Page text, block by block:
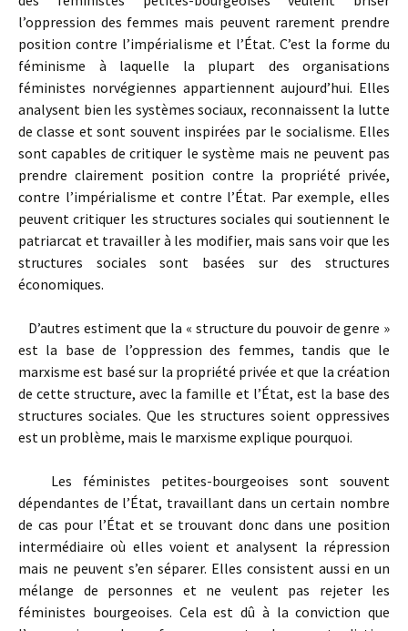
l’oppression des femmes mais peuvent rarement prendre
position contre l’impérialisme et l’État. C’est la forme du
féminisme à laquelle la plupart des organisations
féministes norvégiennes appartiennent aujourd’hui. Elles
analysent bien les systèmes sociaux, reconnaissent la lutte
de classe et sont souvent inspirées par le socialisme. Elles
sont capables de critiquer le système mais ne peuvent pas
prendre clairement position contre la propriété privée,
contre l’impérialisme et contre l’État. Par exemple, elles
peuvent critiquer les structures sociales qui soutiennent le
patriarcat et travailler à les modifier, mais sans voir que les
structures sociales sont basées sur des structures
économiques.
D’autres estiment que la « structure du pouvoir de genre »
est la base de l’oppression des femmes, tandis que le
marxisme est basé sur la propriété privée et que la création
de cette structure, avec la famille et l’État, est la base des
structures sociales. Que les structures soient oppressives
est un problème, mais le marxisme explique pourquoi.
Les féministes petites-bourgeoises sont souvent
dépendantes de l’État, travaillant dans un certain nombre
de cas pour l’État et se trouvant donc dans une position
intermédiaire où elles voient et analysent la répression
mais ne peuvent s’en séparer. Elles consistent aussi en un
mélange de personnes et ne veulent pas rejeter les
féministes bourgeoises. Cela est dû à la conviction que